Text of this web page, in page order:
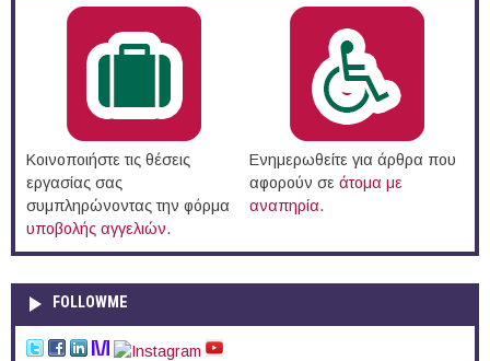
Κοινοποιήστε τις θέσεις
εργασίας σας
συμπληρώνοντας την φόρμα
υποβολής αγγελιών.
Ενημερωθείτε για άρθρα που
αφορούν σε άτομα με
αναπηρία.
FOLLOWME